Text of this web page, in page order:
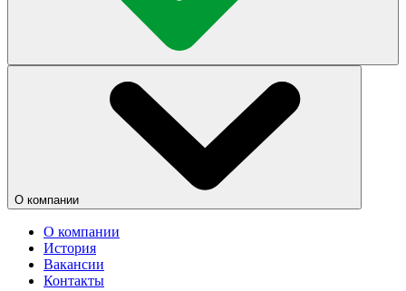
О компании
О компании
История
Вакансии
Контакты